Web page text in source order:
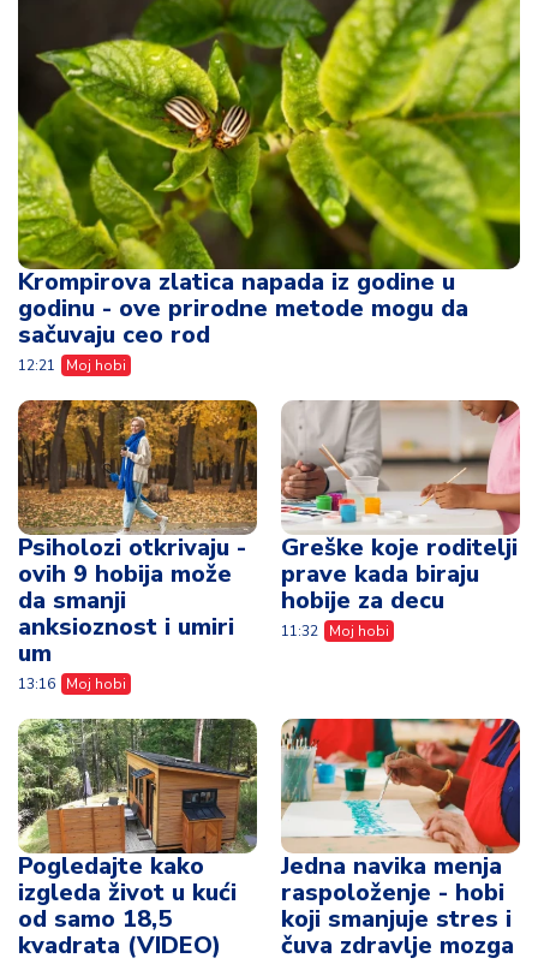
Krompirova zlatica napada iz godine u
godinu - ove prirodne metode mogu da
sačuvaju ceo rod
12:21 Moj hobi
Psiholozi otkrivaju -
ovih 9 hobija može
da smanji
anksioznost i umiri
um
13:16 Moj hobi
Greške koje roditelji
prave kada biraju
hobije za decu
11:32 Moj hobi
Pogledajte kako
izgleda život u kući
od samo 18,5
kvadrata (VIDEO)
Jedna navika menja
raspoloženje - hobi
koji smanjuje stres i
čuva zdravlje mozga